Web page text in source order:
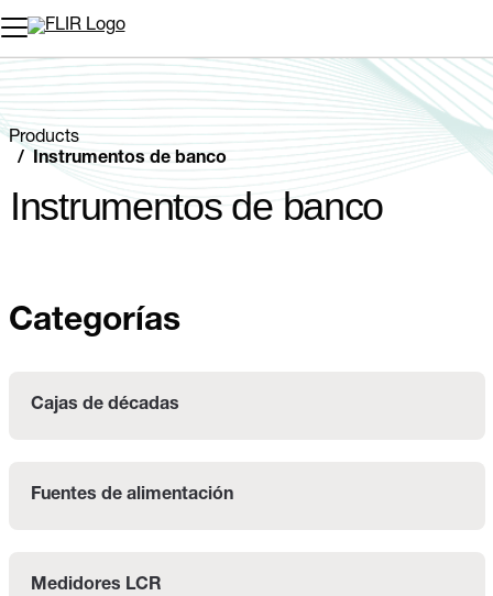
Products
Instrumentos de banco
Instrumentos de banco
Categorías
Cajas de décadas
Fuentes de alimentación
Medidores LCR